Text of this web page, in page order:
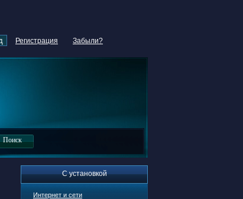
Регистрация Забыли?
С установкой
Интернет и сети